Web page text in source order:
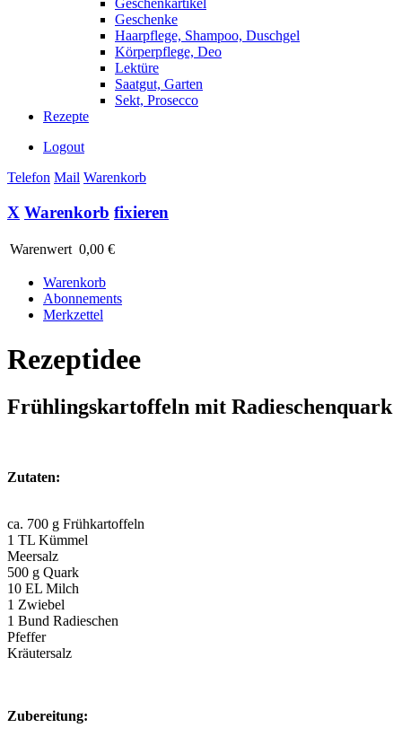
Geschenkartikel
Geschenke
Haarpflege, Shampoo, Duschgel
Körperpflege, Deo
Lektüre
Saatgut, Garten
Sekt, Prosecco
Rezepte
Logout
Telefon Mail Warenkorb
X Warenkorb fixieren
Warenwert 0,00 €
Warenkorb
Abonnements
Merkzettel
Rezeptidee
Frühlingskartoffeln mit Radieschenquark
Zutaten:
ca. 700 g Frühkartoffeln
1 TL Kümmel
Meersalz
500 g Quark
10 EL Milch
1 Zwiebel
1 Bund Radieschen
Pfeffer
Kräutersalz
Zubereitung: